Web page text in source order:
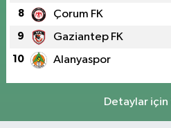
8 Çorum FK
9 Gaziantep FK
10 Alanyaspor
Detaylar için